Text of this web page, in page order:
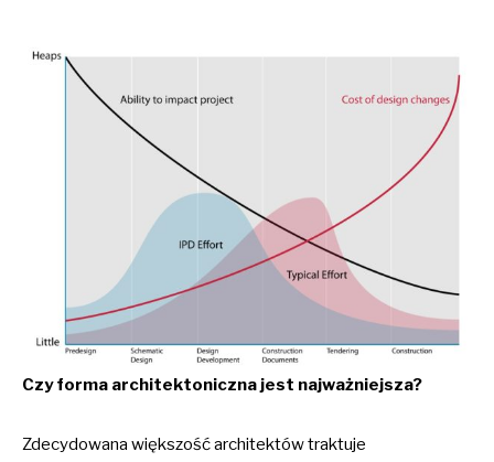
Czy forma architektoniczna jest najważniejsza?
Zdecydowana większość architektów traktuje